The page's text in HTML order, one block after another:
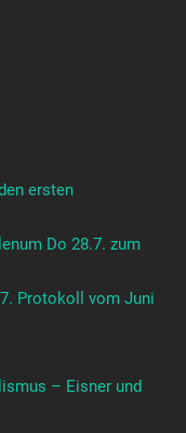
ersten
Do 28.7. zum
Protokoll vom Juni
– Eisner und